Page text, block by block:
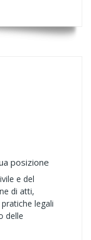
posizione
e del
di atti,
legali
delle